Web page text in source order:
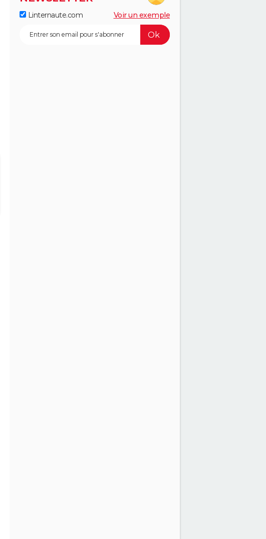
Linternaute.com Voir un exemple